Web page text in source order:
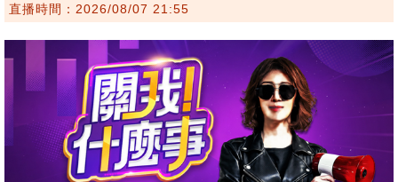
直播時間：2026/08/07 21:55